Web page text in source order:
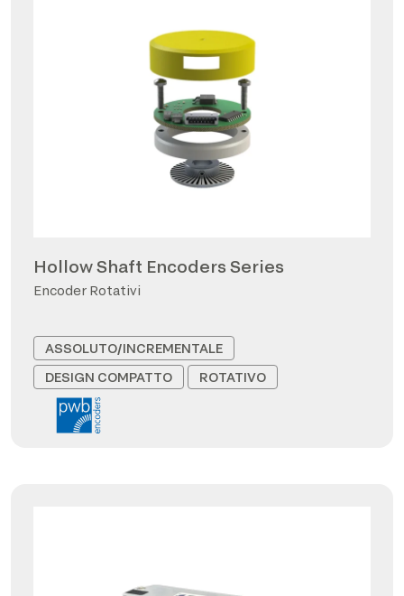
Hollow Shaft Encoders Series
Encoder Rotativi
ASSOLUTO/INCREMENTALE
DESIGN COMPATTO
ROTATIVO